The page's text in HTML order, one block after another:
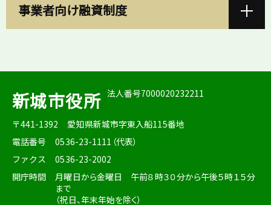
事業者向け融資制度
新城市役所 法人番号7000020232211
〒441-1392
愛知県新城市字東入船115番地
電話番号
0536-23-1111（代表）
ファクス
0536-23-2002
開庁時間
月曜日から金曜日 午前８時３０分から午後５時１５分
まで
（祝日、年末年始を除く）